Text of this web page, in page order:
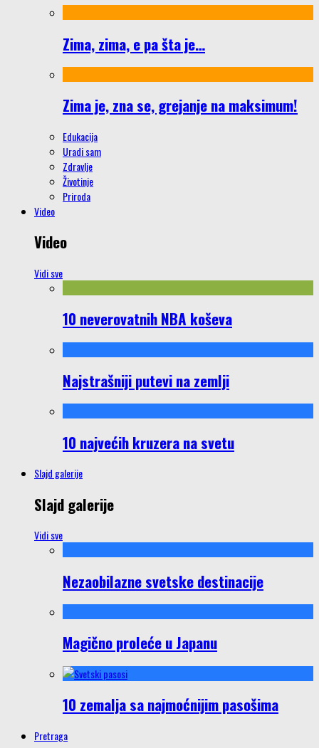
Zima, zima, e pa šta je…
Zima je, zna se, grejanje na maksimum!
Edukacija
Uradi sam
Zdravlje
Životinje
Priroda
Video
Video
Vidi sve
10 neverovatnih NBA koševa
Najstrašniji putevi na zemlji
10 najvećih kruzera na svetu
Slajd galerije
Slajd galerije
Vidi sve
Nezaobilazne svetske destinacije
Magično proleće u Japanu
10 zemalja sa najmoćnijim pasošima
Pretraga